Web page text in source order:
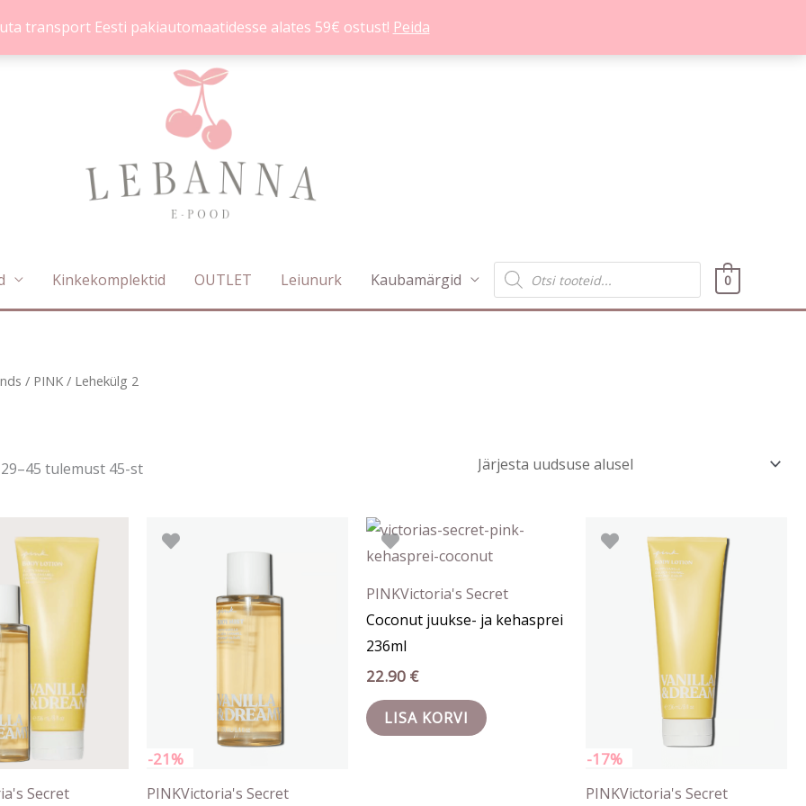
transport Eesti pakiautomaatidesse alates 59€ ostust! Peida
Kinkekomplektid OUTLET Leiunurk Kaubamärgid
Products
search 0
/ PINK/ Lehekülg 2
tulemust 45-st
Secret
€.
hind
on:
37.00 €.
-21%
PINKVictoria's Secret
on:
PINKVictoria's Secret
Coconut juukse- ja kehasprei
236ml
22.90 €
LISA KORVI
-17%
PINKVictoria's Secret
hind
oli:
22.90 €.
hind
on:
19.00 €.